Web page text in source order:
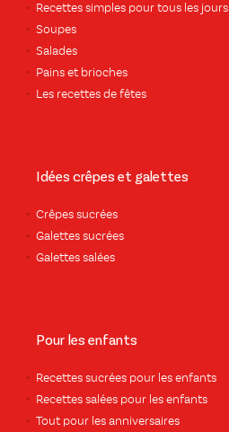
Recettes simples pour tous les jours
Soupes
Salades
Pains et brioches
Les recettes de fêtes
Idées crêpes et galettes
Crêpes sucrées
Galettes sucrées
Galettes salées
Pour les enfants
Recettes sucrées pour les enfants
Recettes salées pour les enfants
Tout pour les anniversaires